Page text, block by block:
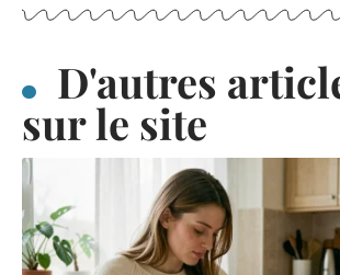
D'autres
sur le site